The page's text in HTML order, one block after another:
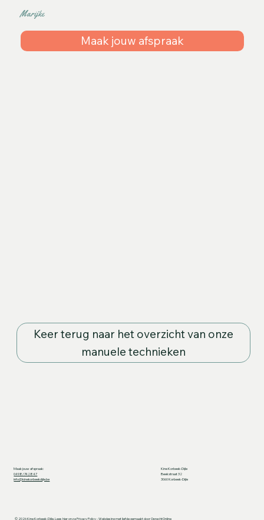
Marijke
Maak jouw afspraak
Keer terug naar het overzicht van onze
manuele technieken
Maak jouw afspraak:
0498/742847
info@kinekorbeekdijle.be
Kine Korbeek-Dijle
Beekstraat 32
3060 Korbeek-Dijle
© 2026 Kine Korbeek-Dijle. Lees hier onzePrivacy Policy- Webdesing met liefde gemaakt doorOprechtOnline